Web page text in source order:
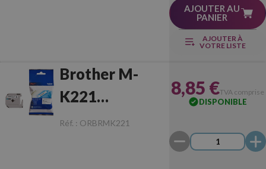
AJOUTER AU
PANIER
AJOUTER À
VOTRE LISTE
Brother M-
K221
Noir/Blanc
Réf. : ORBRMK221
8,85 €TVA comprise
DISPONIBLE